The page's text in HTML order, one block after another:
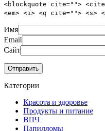
<blockquote cite="">
<em> <i> <q cite=""> <s>
Имя
Email
Сайт
Категории
Красота и здоровье
Продукты и питание
ВПЧ
Папилломы